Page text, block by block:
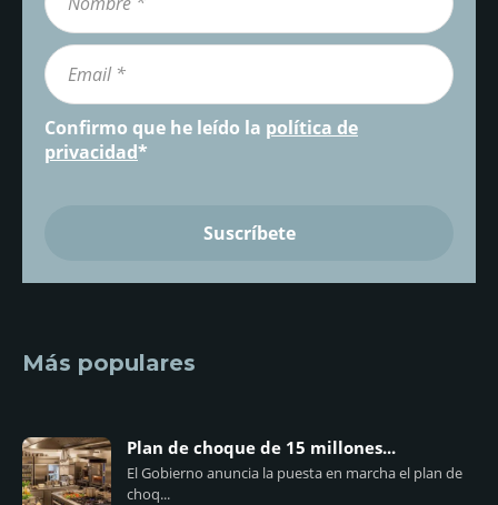
Confirmo que he leído la política de
privacidad*
Más populares
Plan de choque de 15 millones...
El Gobierno anuncia la puesta en marcha el plan de
choq...